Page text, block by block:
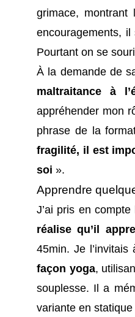
grimace,
encouragements,
Pourtant on se
À la demande de
maltraitance à
appréhender mon
phrase de la
fragilité, il est
soi ».
Apprendre
J’ai pris en
réalise qu’il
45min. Je
façon yoga,
souplesse. Il a
variante en